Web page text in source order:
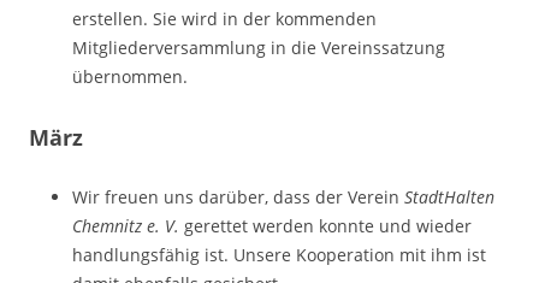
erstellen. Sie wird in der kommenden
Mitgliederversammlung in die Vereinssatzung
übernommen.
März
Wir freuen uns darüber, dass der Verein StadtHalten
Chemnitz e. V. gerettet werden konnte und wieder
handlungsfähig ist. Unsere Kooperation mit ihm ist